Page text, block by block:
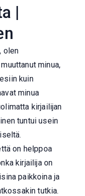
|
olen
minua,
kuin
minua
kirjailijan
tuntui usein
on helppoa
kirjailija on
paikkoina ja
tutkia.